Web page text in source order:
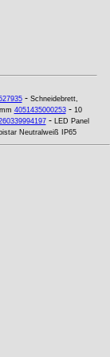
- Schneidebrett,
4051435000253- 10
- LED Panel
Neutralweiß IP65